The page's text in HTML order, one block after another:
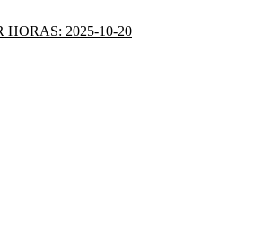
2025-10-20